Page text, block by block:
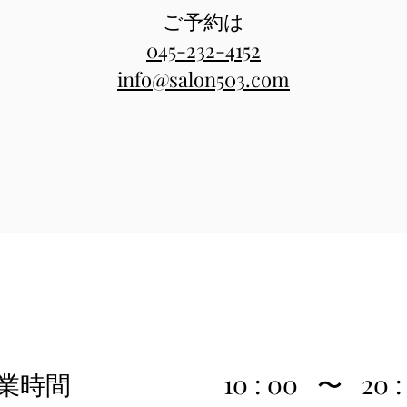
ご予約は
045-232-4152
​info@salon503.com
業時間 10 : 00 〜 20 :